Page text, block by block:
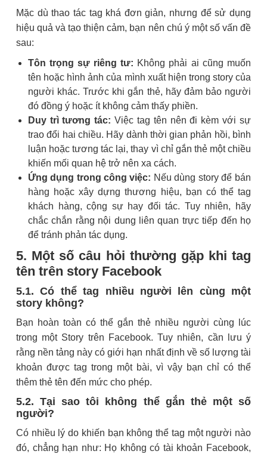
Mặc dù thao tác tag khá đơn giản, nhưng để sử dụng
hiệu quả và tạo thiện cảm, bạn nên chú ý một số vấn đề
sau:
Tôn trọng sự riêng tư: Không phải ai cũng muốn
tên hoặc hình ảnh của mình xuất hiện trong story của
người khác. Trước khi gắn thẻ, hãy đảm bảo người
đó đồng ý hoặc ít không cảm thấy phiền.
Duy trì tương tác: Việc tag tên nên đi kèm với sự
trao đổi hai chiều. Hãy dành thời gian phản hồi, bình
luận hoặc tương tác lại, thay vì chỉ gắn thẻ một chiều
khiến mối quan hệ trở nên xa cách.
Ứng dụng trong công việc: Nếu dùng story để bán
hàng hoặc xây dựng thương hiệu, bạn có thể tag
khách hàng, cộng sự hay đối tác. Tuy nhiên, hãy
chắc chắn rằng nội dung liên quan trực tiếp đến họ
để tránh phản tác dụng.
5. Một số câu hỏi thường gặp khi tag
tên trên story Facebook
5.1. Có thể tag nhiều người lên cùng một
story không?
Bạn hoàn toàn có thể gắn thẻ nhiều người cùng lúc
trong một Story trên Facebook. Tuy nhiên, cần lưu ý
rằng nền tảng này có giới hạn nhất định về số lượng tài
khoản được tag trong một bài, vì vậy bạn chỉ có thể
thêm thẻ tên đến mức cho phép.
5.2. Tại sao tôi không thể gắn thẻ một số
người?
Có nhiều lý do khiến bạn không thể tag một người nào
đó, chẳng hạn như: Họ không có tài khoản Facebook,